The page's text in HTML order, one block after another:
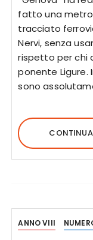
fatto una
tracciato
Nervi, senza
rispetto per chi
ponente
sono
CONTINUA
ANNO VIII